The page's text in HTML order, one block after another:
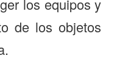
los equipos y
de los objetos